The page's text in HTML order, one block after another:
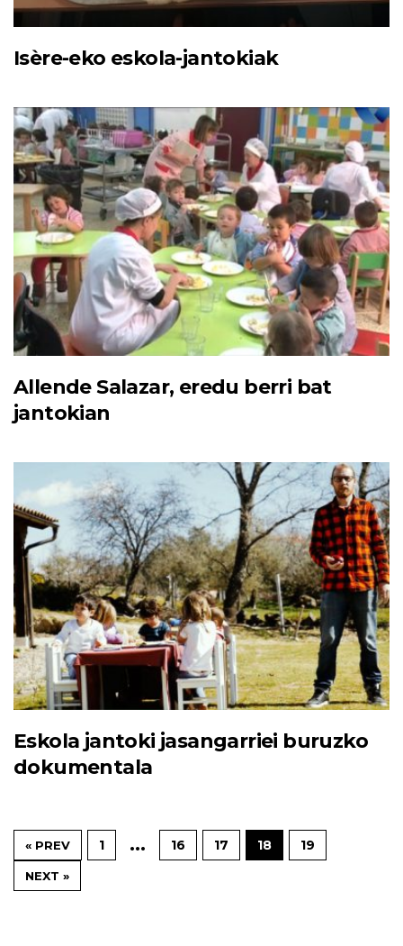
Isère-eko eskola-jantokiak
Allende Salazar, eredu berri bat
jantokian
Eskola jantoki jasangarriei buruzko
dokumentala
« PREV 1 … 16 17 18 19
NEXT »